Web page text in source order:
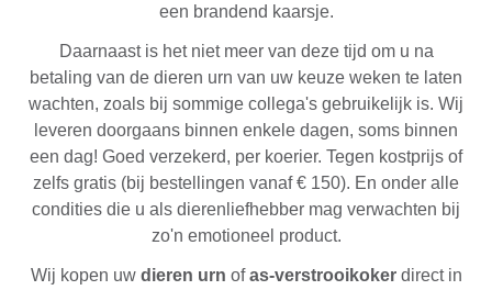
een brandend kaarsje.
Daarnaast is het niet meer van deze tijd om u na
betaling van de dieren urn van uw keuze weken te laten
wachten, zoals bij sommige collega's gebruikelijk is. Wij
leveren doorgaans binnen enkele dagen, soms binnen
een dag! Goed verzekerd, per koerier. Tegen kostprijs of
zelfs gratis (bij bestellingen vanaf € 150). En onder alle
condities die u als dierenliefhebber mag verwachten bij
zo'n emotioneel product.
Wij kopen uw dieren urn ofas-verstrooikokerdirect in